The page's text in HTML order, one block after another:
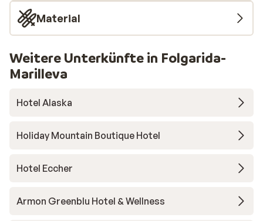
Material
Weitere Unterkünfte in Folgarida-
Marilleva
Hotel Alaska
Holiday Mountain Boutique Hotel
Hotel Eccher
Armon Greenblu Hotel & Wellness